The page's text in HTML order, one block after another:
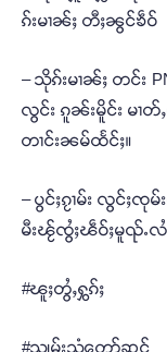
ၵ်းမၢၼ်ႈ တီႈၼွင်ၶဵဝ်
– သိုၵ်းမၢၼ်ႈ တင်း
လွင်း ၵူၼ်းမိူင်း မၢ
တၢင်းၼမ်ထႅင်ႈ။
– ပွင်ႈၵႂၢမ်း လွင်ႈၸု
မီးၽႂ်ၸွႆႈၽဵဝ်ႈမူၺ်ႉလႆႈ
#ၽူႈတွႆႇႁွၵ်ႈ
#သျှမ်းသံတော်ဆင့်